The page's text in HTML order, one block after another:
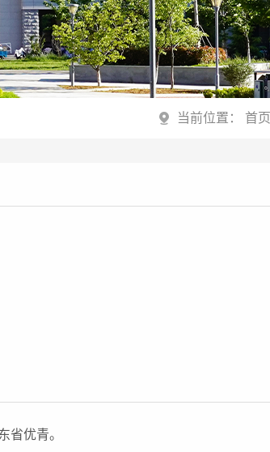
当前位置： 首页
省优青。